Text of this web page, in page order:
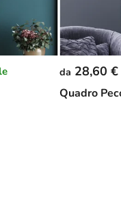
Quadro
da 28,60 €